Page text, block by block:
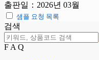
출판일：2026년 03월
샘플 요청 목록
검색
F A Q